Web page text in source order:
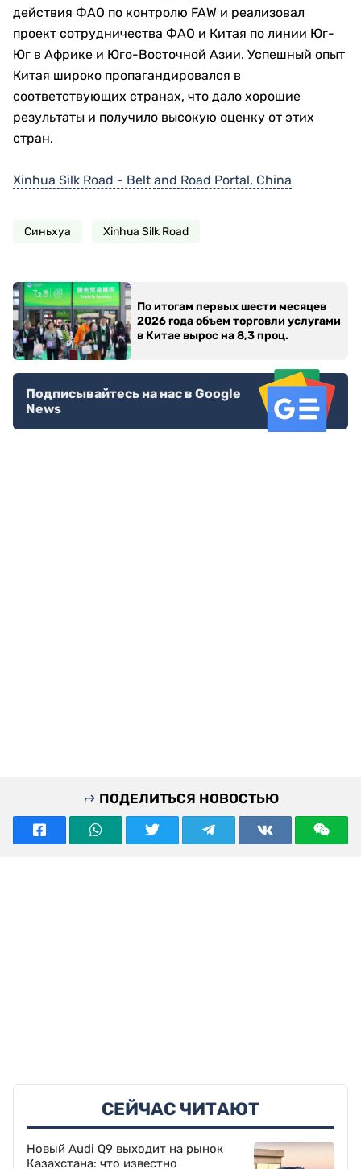
действия ФАО по контролю FAW и реализовал
проект сотрудничества ФАО и Китая по линии Юг-
Юг в Африке и Юго-Восточной Азии. Успешный опыт
Китая широко пропагандировался в
соответствующих странах, что дало хорошие
результаты и получило высокую оценку от этих
стран.
Xinhua Silk Road - Belt and Road Portal, China
Синьхуа Xinhua Silk Road
По итогам первых шести месяцев
2026 года объем торговли услугами
в Китае вырос на 8,3 проц.
Подписывайтесь на нас в Google
News
ПОДЕЛИТЬСЯ НОВОСТЬЮ
СЕЙЧАС ЧИТАЮТ
Новый Audi Q9 выходит на рынок
Казахстана: что известно